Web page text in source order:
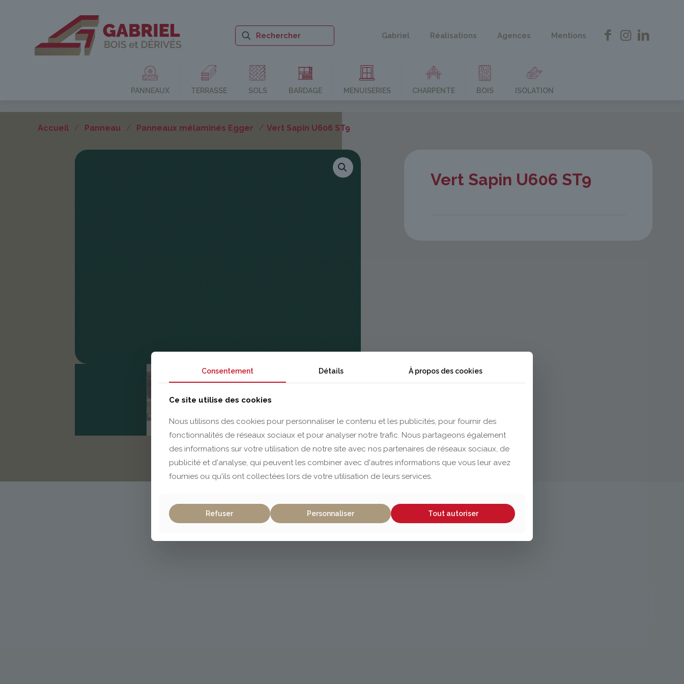
Gabriel Réalisations Agences Mentions
PANNEAUX TERRASSE SOLS BARDAGE MENUISERIES CHARPENTE BOIS ISOLATION
Accueil / Panneau / Panneaux mélaminés Egger / Vert Sapin U606 ST9
Vert Sapin U606 ST9
Consentement Détails À propos des cookies
Ce site utilise des cookies
Nous utilisons des cookies pour personnaliser le contenu et les publicités, pour fournir des
fonctionnalités de réseaux sociaux et pour analyser notre trafic. Nous partageons également
des informations sur votre utilisation de notre site avec nos partenaires de réseaux sociaux, de
publicité et d'analyse, qui peuvent les combiner avec d'autres informations que vous leur avez
fournies ou qu'ils ont collectées lors de votre utilisation de leurs services.
Refuser Personnaliser Tout autoriser